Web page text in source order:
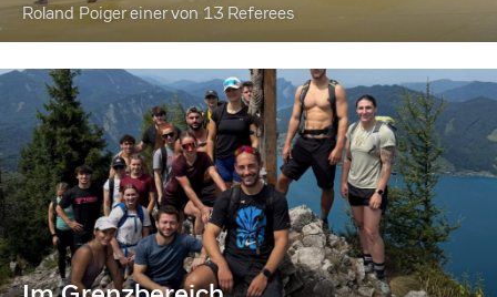
Roland Poiger einer von 13 Referees